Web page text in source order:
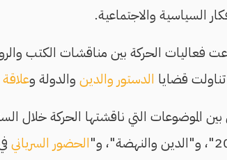
السياسية والاجتماعية.
فعاليات الحركة بين مناقشات الكتب
تناولت قضايا الدستور والدينوالدولة وعلاقة
و" الحضور السرياني